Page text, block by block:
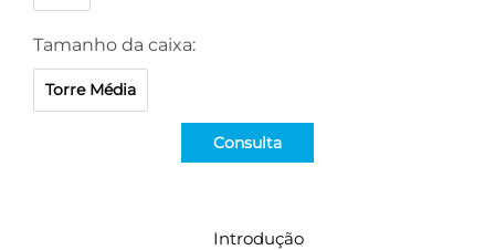
Tamanho da caixa:
Torre Média
Consulta
Introdução